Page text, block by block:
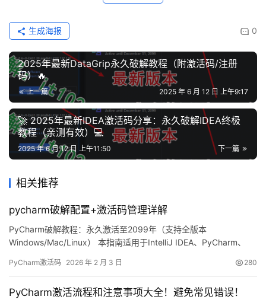
0
生成海报
2025年最新DataGrip永久破解教程（附激活码/注册
码）🔥
上一篇 2025 年 6 月 12 日 上午9:17
🚀 2025年最新IDEA激活码分享：永久破解IDEA终极
教程（亲测有效）💻
下一篇
2025 年 6 月 12 日 上午11:50
相关推荐
pycharm破解配置+激活码管理详解
PyCharm破解教程：永久激活至2099年（支持全版本
Windows/Mac/Linux） 本指南适用于IntelliJ IDEA、PyCharm、
——最新版PyCharm已成功激活至2099年，效果见下图。 下面我
PyCharm激活码 2026 年 2 月 3 日 280
PyCharm激活流程和注意事项大全！避免常见错误！